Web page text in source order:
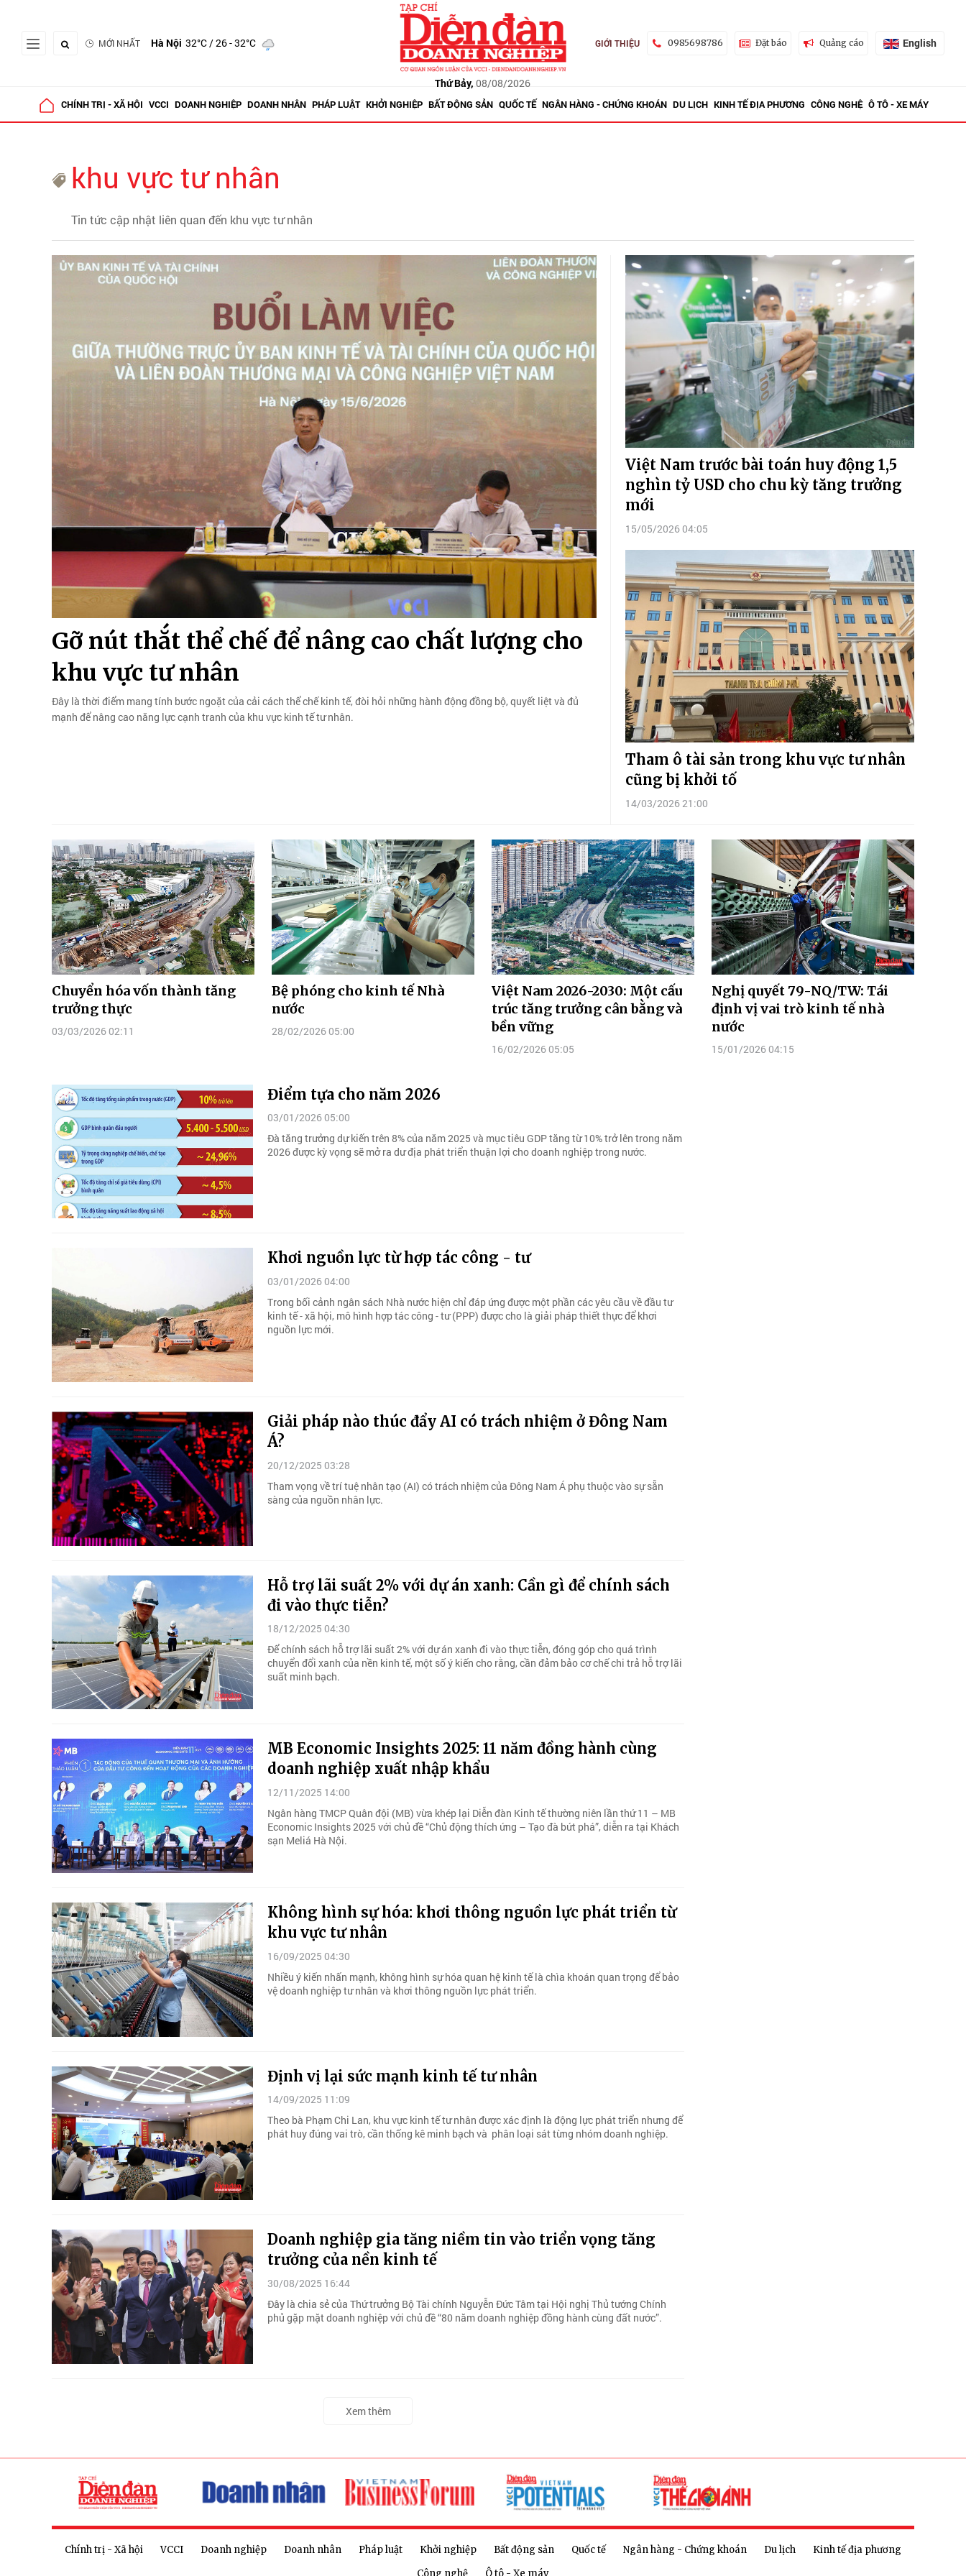
MỚI NHẤT Hà Nội 32°C/ 26 - 32°C
Thứ Bảy, 08/08/2026
GIỚI THIỆU 0985698786 Đặt báo Quảng cáo English
CHÍNH TRỊ - XÃ HỘI VCCI DOANH NGHIỆP DOANH NHÂN PHÁP LUẬT KHỞI NGHIỆP BẤT ĐỘNG SẢN QUỐC TẾ NGÂN HÀNG - CHỨNG KHOÁN DU LỊCH KINH TẾ ĐỊA PHƯƠNG CÔNG NGHỆ Ô TÔ - XE MÁY
khu vực tư nhân
Tin tức cập nhật liên quan đến khu vực tư nhân
Gỡ nút thắt thể chế để nâng cao chất lượng cho
khu vực tư nhân
Đây là thời điểm mang tính bước ngoặt của cải cách thể chế kinh tế, đòi hỏi những hành động đồng bộ, quyết liệt và đủ
mạnh để nâng cao năng lực cạnh tranh của khu vực kinh tế tư nhân.
Việt Nam trước bài toán huy động 1,5
nghìn tỷ USD cho chu kỳ tăng trưởng
mới
15/05/2026 04:05
Tham ô tài sản trong khu vực tư nhân
cũng bị khởi tố
14/03/2026 21:00
Chuyển hóa vốn thành tăng
trưởng thực
03/03/2026 02:11
Bệ phóng cho kinh tế Nhà
nước
28/02/2026 05:00
Việt Nam 2026-2030: Một cấu
trúc tăng trưởng cân bằng và
bền vững
16/02/2026 05:05
Nghị quyết 79-NQ/TW: Tái
định vị vai trò kinh tế nhà
nước
15/01/2026 04:15
Điểm tựa cho năm 2026
03/01/2026 05:00
Đà tăng trưởng dự kiến trên 8% của năm 2025 và mục tiêu GDP tăng từ 10% trở lên trong năm
2026 được kỳ vọng sẽ mở ra dư địa phát triển thuận lợi cho doanh nghiệp trong nước.
Khơi nguồn lực từ hợp tác công - tư
03/01/2026 04:00
Trong bối cảnh ngân sách Nhà nước hiện chỉ đáp ứng được một phần các yêu cầu về đầu tư
kinh tế - xã hội, mô hình hợp tác công - tư (PPP) được cho là giải pháp thiết thực để khơi
nguồn lực mới.
Giải pháp nào thúc đẩy AI có trách nhiệm ở Đông Nam
Á?
20/12/2025 03:28
Tham vọng về trí tuệ nhân tạo (AI) có trách nhiệm của Đông Nam Á phụ thuộc vào sự sẵn
sàng của nguồn nhân lực.
Hỗ trợ lãi suất 2% với dự án xanh: Cần gì để chính sách
đi vào thực tiễn?
18/12/2025 04:30
Để chính sách hỗ trợ lãi suất 2% với dự án xanh đi vào thực tiễn, đóng góp cho quá trình
chuyển đổi xanh của nền kinh tế, một số ý kiến cho rằng, cần đảm bảo cơ chế chi trả hỗ trợ lãi
suất minh bạch.
MB Economic Insights 2025: 11 năm đồng hành cùng
doanh nghiệp xuất nhập khẩu
12/11/2025 14:00
Ngân hàng TMCP Quân đội (MB) vừa khép lại Diễn đàn Kinh tế thường niên lần thứ 11 – MB
Economic Insights 2025 với chủ đề “Chủ động thích ứng – Tạo đà bứt phá”, diễn ra tại Khách
sạn Meliá Hà Nội.
Không hình sự hóa: khơi thông nguồn lực phát triển từ
khu vực tư nhân
16/09/2025 04:30
Nhiều ý kiến nhấn mạnh, không hình sự hóa quan hệ kinh tế là chìa khoán quan trọng để bảo
vệ doanh nghiệp tư nhân và khơi thông nguồn lực phát triển.
Định vị lại sức mạnh kinh tế tư nhân
14/09/2025 11:09
Theo bà Phạm Chi Lan, khu vực kinh tế tư nhân được xác định là động lực phát triển nhưng để
phát huy đúng vai trò, cần thống kê minh bạch và phân loại sát từng nhóm doanh nghiệp.
Doanh nghiệp gia tăng niềm tin vào triển vọng tăng
trưởng của nền kinh tế
30/08/2025 16:44
Đây là chia sẻ của Thứ trưởng Bộ Tài chính Nguyễn Đức Tâm tại Hội nghị Thủ tướng Chính
phủ gặp mặt doanh nghiệp với chủ đề “80 năm doanh nghiệp đồng hành cùng đất nước”.
Xem thêm
Chính trị - Xã hội VCCI Doanh nghiệp Doanh nhân Pháp luật Khởi nghiệp Bất động sản Quốc tế Ngân hàng - Chứng khoán Du lịch
Kinh tế địa phương